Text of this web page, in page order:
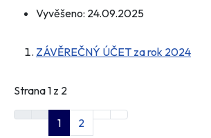
Vyvěšeno: 24.09.2025
ZÁVĚREČNÝ ÚČET za rok 2024
Strana 1 z 2
1 2